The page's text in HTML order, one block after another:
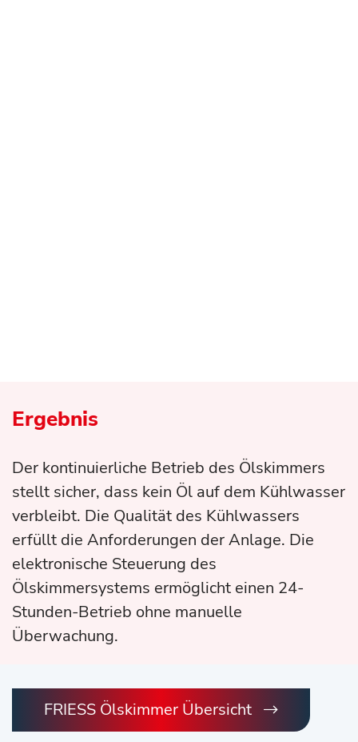
Ergebnis
Der kontinuierliche Betrieb des Ölskimmers
stellt sicher, dass kein Öl auf dem Kühlwasser
verbleibt. Die Qualität des Kühlwassers
erfüllt die Anforderungen der Anlage. Die
elektronische Steuerung des
Ölskimmersystems ermöglicht einen 24-
Stunden-Betrieb ohne manuelle
Überwachung.
FRIESS Ölskimmer Übersicht